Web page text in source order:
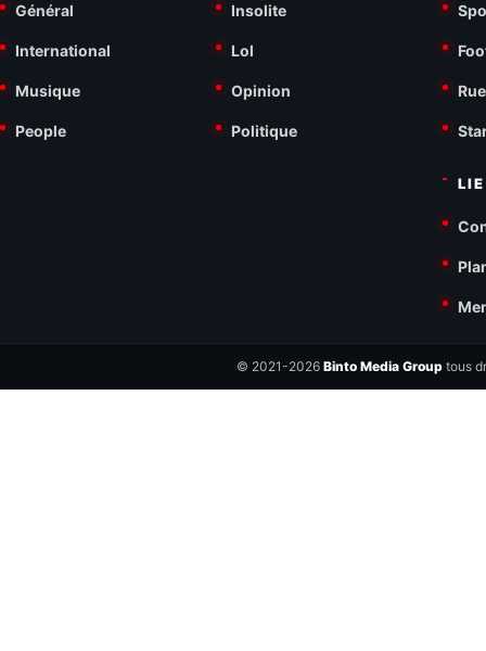
Général Insolite
International Lol
Musique Opinion
People Politique
© 2021-2026 Binto Media Grouptous